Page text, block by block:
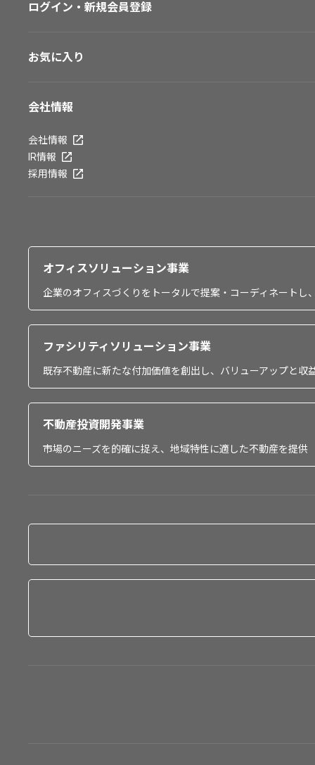
ログイン・新規会員登録
お気に入り
会社情報
会社情報
IR情報
採用情報
オフィスソリューション事業
企業のオフィスづくりをトータルで提案・コーディネート
ファシリティソリューション事業
既存不動産に新たな付加価値を創出し、バリューアップと収
不動産投資開発事業
市場のニーズを的確に捉え、地域特性に適した不動産を提供